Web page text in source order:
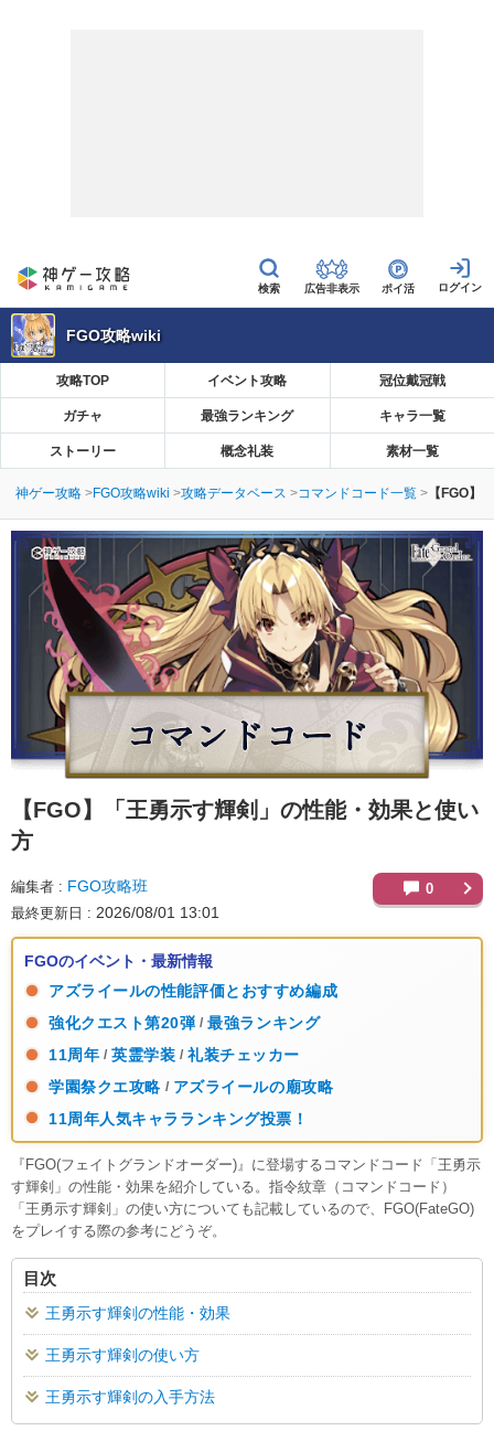
広告非表示 ポイ活
FGO攻略wiki
攻略TOP イベント攻略 冠位戴冠戦
ガチャ 最強ランキング キャラ一覧
ストーリー 概念礼装 素材一覧
神ゲー攻略 FGO攻略wiki 攻略データベース コマンドコード一覧 【FGO】
【FGO】
「王勇示す輝剣」の性能・効果と使い
方
編集者 FGO攻略班
最終更新日 2026/08/01 13:01
0
FGOのイベント・最新情報
アズライールの性能評価とおすすめ編成
強化クエスト第20弾 / 最強ランキング
11周年 / 英霊学装 / 礼装チェッカー
学園祭クエ攻略 / アズライールの廟攻略
11周年人気キャラランキング投票！
『FGO(フェイトグランドオーダー)』に登場するコマンドコード「王勇示
す輝剣」の性能・効果を紹介している。指令紋章（コマンドコード）
「王勇示す輝剣」の使い方についても記載しているので、FGO(FateGO)
をプレイする際の参考にどうぞ。
目次
王勇示す輝剣の性能・効果
王勇示す輝剣の使い方
王勇示す輝剣の入手方法